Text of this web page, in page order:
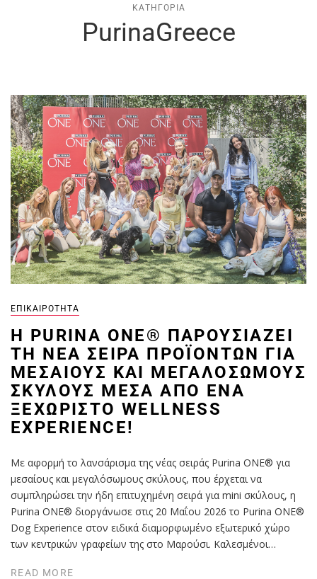
ΚΑΤΗΓΟΡΊΑ
PurinaGreece
ΕΠΙΚΑΙΡΌΤΗΤΑ
Η PURINA ONE® ΠΑΡΟΥΣΙΆΖΕΙ
ΤΗ ΝΈΑ ΣΕΙΡΆ ΠΡΟΪΌΝΤΩΝ ΓΙΑ
ΜΕΣΑΊΟΥΣ ΚΑΙ ΜΕΓΑΛΌΣΩΜΟΥΣ
ΣΚΎΛΟΥΣ ΜΈΣΑ ΑΠΌ ΈΝΑ
ΞΕΧΩΡΙΣΤΌ WELLNESS
EXPERIENCE!
Με αφορμή το λανσάρισμα της νέας σειράς Purina ONE® για
μεσαίους και μεγαλόσωμους σκύλους, που έρχεται να
συμπληρώσει την ήδη επιτυχημένη σειρά για mini σκύλους, η
Purina ONE® διοργάνωσε στις 20 Μαΐου 2026 το Purina ONE®
Dog Experience στον ειδικά διαμορφωμένο εξωτερικό χώρο
των κεντρικών γραφείων της στο Μαρούσι. Καλεσμένοι…
READ MORE